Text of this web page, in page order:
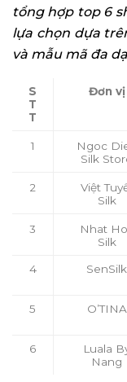
tổng hợp top 6
lựa chọn dựa
và mẫu mã đa
S
T
T
Đơn vị
1
Ngoc
Silk
2
Việt
Silk
3
Nhat
Silk
4 SenSilk
5 O’TINA
6
Luala
Nang